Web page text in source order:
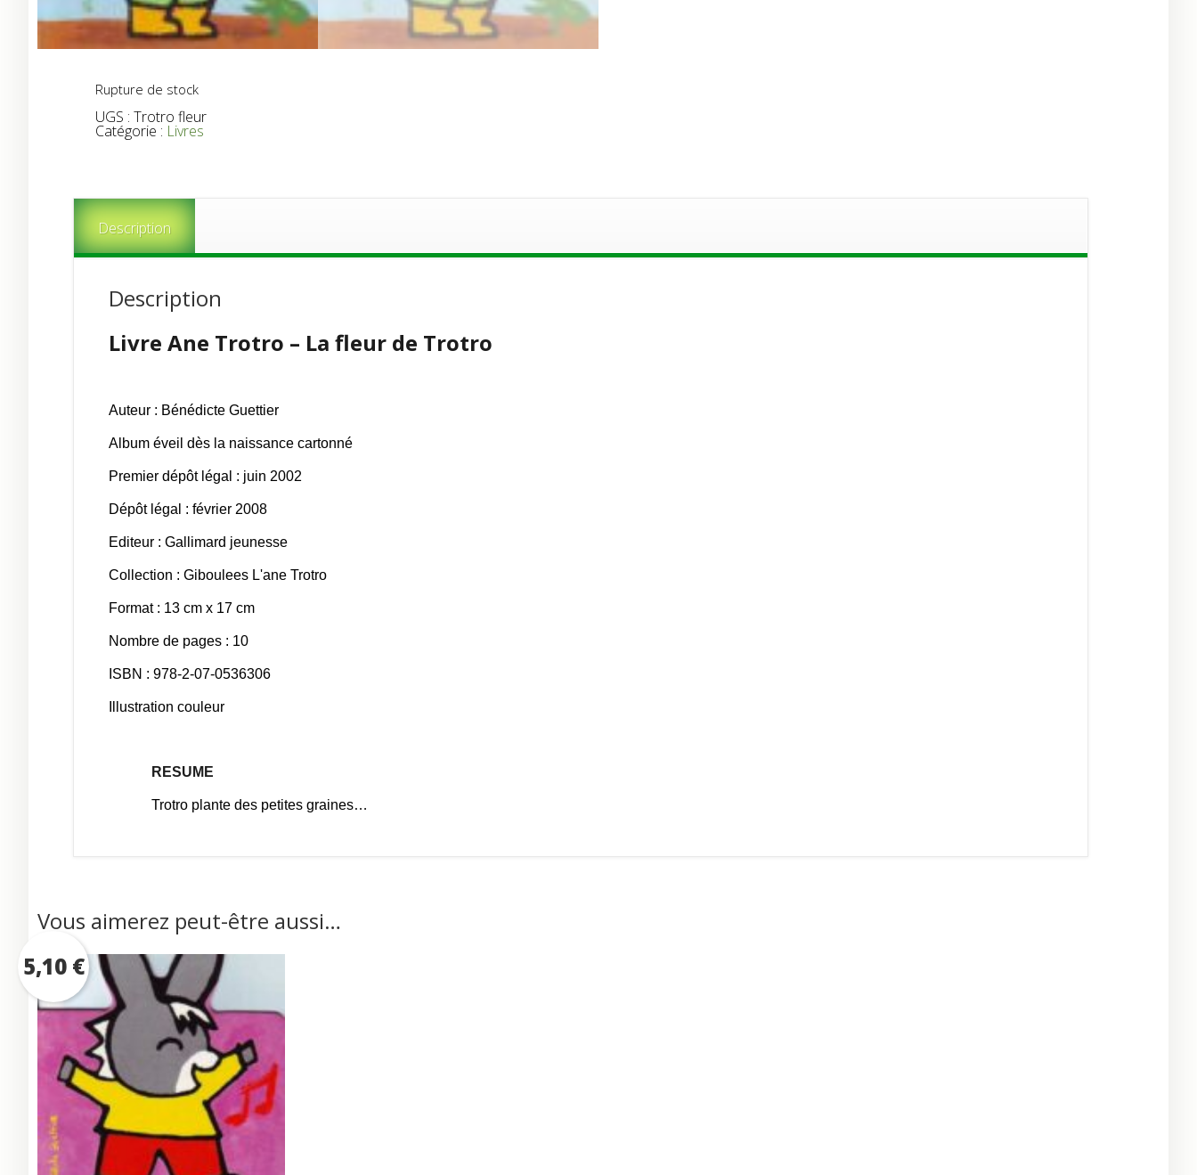
Rupture de stock
UGS : Trotro fleur
Catégorie : Livres
Description
Description
Livre Ane Trotro – La fleur de Trotro
Auteur : Bénédicte Guettier
Album éveil dès la naissance cartonné
Premier dépôt légal : juin 2002
Dépôt légal : février 2008
Editeur : Gallimard jeunesse
Collection : Giboulees L'ane Trotro
Format : 13 cm x 17 cm
Nombre de pages : 10
ISBN : 978-2-07-0536306
Illustration couleur
RESUME
Trotro plante des petites graines…
Vous aimerez peut-être aussi…
5,10 €